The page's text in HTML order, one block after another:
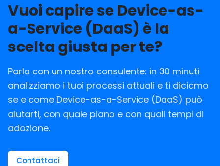
Vuoi capire se Device-as-
a-Service (DaaS) è la
scelta giusta per te?
Parla con un nostro consulente: in 30 minuti
analizziamo i tuoi processi attuali e ti diciamo
se e come Device-as-a-Service (DaaS) può
aiutarti, con quale piano e con quali tempi di
adozione.
Contattaci